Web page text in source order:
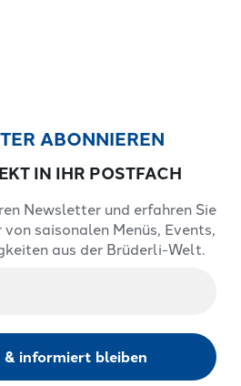
ABONNIEREN
IN IHR POSTFACH
Newsletter und erfahren Sie
saisonalen Menüs, Events,
aus der Brüderli-Welt.